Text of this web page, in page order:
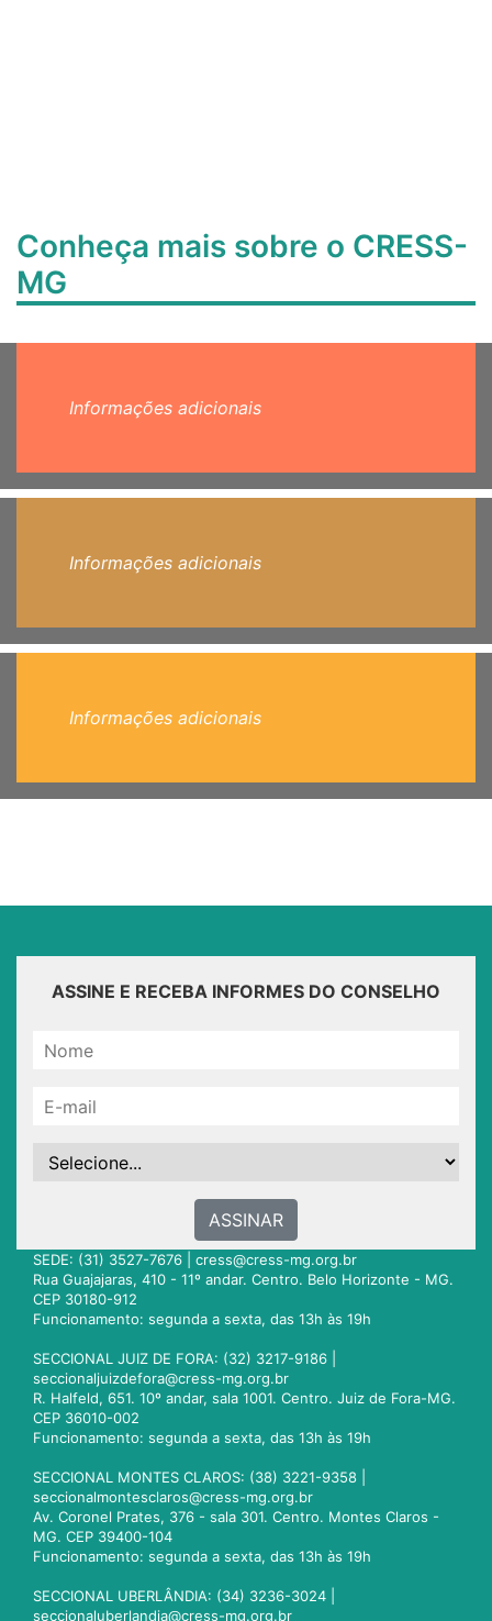
Conheça mais sobre o CRESS-
MG
Informações adicionais
Informações adicionais
Informações adicionais
ASSINE E RECEBA INFORMES DO CONSELHO
ASSINAR
SEDE: (31) 3527-7676 | cress@cress-mg.org.br
Rua Guajajaras, 410 - 11º andar. Centro. Belo Horizonte - MG.
CEP 30180-912
Funcionamento: segunda a sexta, das 13h às 19h
SECCIONAL JUIZ DE FORA: (32) 3217-9186 |
seccionaljuizdefora@cress-mg.org.br
R. Halfeld, 651. 10º andar, sala 1001. Centro. Juiz de Fora-MG.
CEP 36010-002
Funcionamento: segunda a sexta, das 13h às 19h
SECCIONAL MONTES CLAROS: (38) 3221-9358 |
seccionalmontesclaros@cress-mg.org.br
Av. Coronel Prates, 376 - sala 301. Centro. Montes Claros -
MG. CEP 39400-104
Funcionamento: segunda a sexta, das 13h às 19h
SECCIONAL UBERLÂNDIA: (34) 3236-3024 |
seccionaluberlandia@cress-mg.org.br